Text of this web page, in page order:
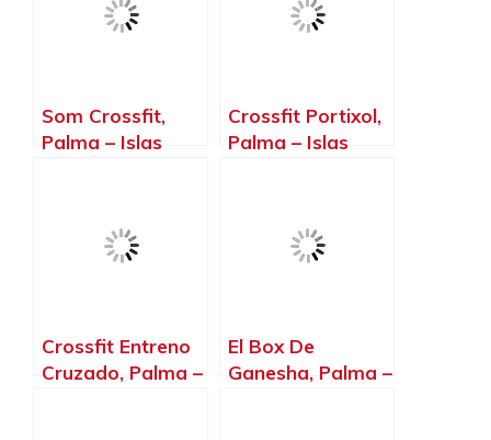
Som Crossfit,
Palma – Islas
Crossfit Portixol,
Palma – Islas
Crossfit Entreno
Cruzado, Palma –
El Box De
Ganesha, Palma –